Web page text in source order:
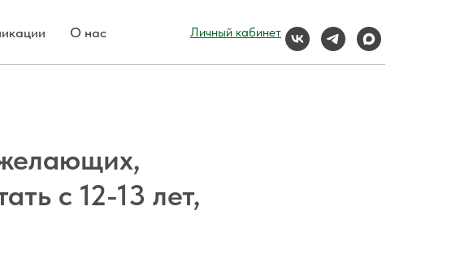
О нас Личный кабинет
с 12-13 лет,